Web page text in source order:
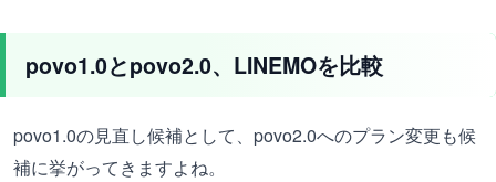
povo1.0とpovo2.0、LINEMOを比較
povo1.0の見直し候補として、povo2.0へのプラン変更も候
補に挙がってきますよね。